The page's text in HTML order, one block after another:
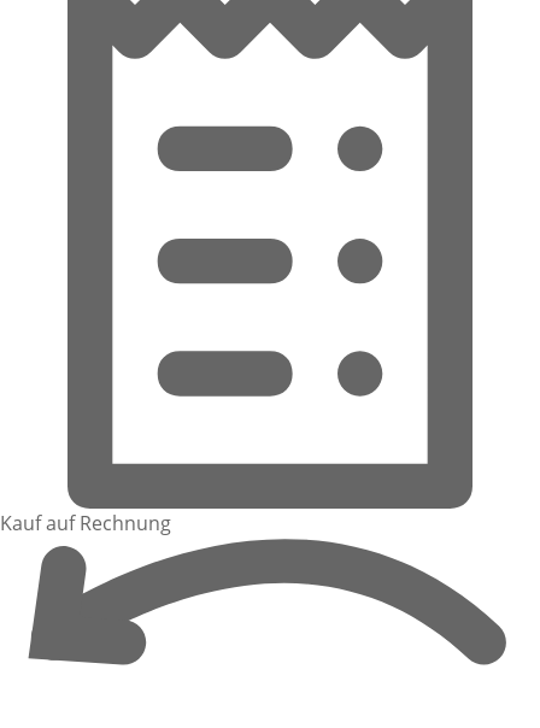
Kauf auf Rechnung